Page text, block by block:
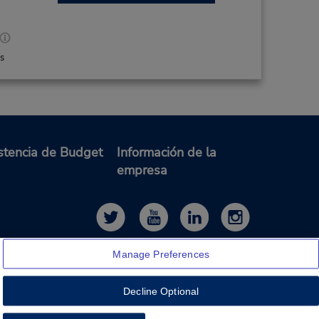
and
-
9.56 millas de distancia
-
Hacer una reservación
de Budget
Información de la
empresa
Manage Preferences
Decline Optional